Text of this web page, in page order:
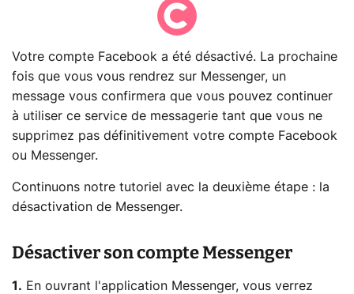
Votre compte Facebook a été désactivé. La prochaine
fois que vous vous rendrez sur Messenger, un
message vous confirmera que vous pouvez continuer
à utiliser ce service de messagerie tant que vous ne
supprimez pas définitivement votre compte Facebook
ou Messenger.
Continuons notre tutoriel avec la deuxième étape : la
désactivation de Messenger.
Désactiver son compte Messenger
1. En ouvrant l'application Messenger, vous verrez